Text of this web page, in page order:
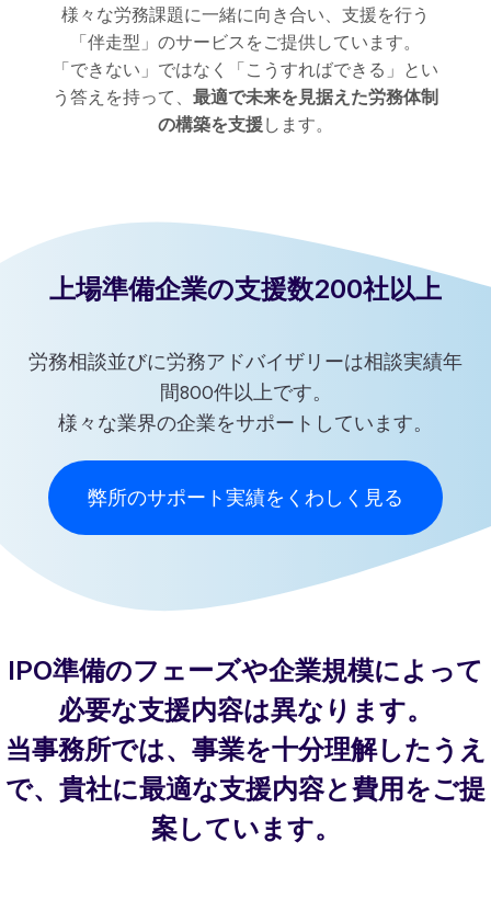
様々な労務課題に一緒に向き合い、支援を行う
「伴走型」のサービスをご提供しています。
「できない」ではなく「こうすればできる」とい
う答えを持って、 最適で未来を見据えた労務体制
の構築を支援します。
上場準備企業の支援数200社以上
労務相談並びに労務アドバイザリーは相談実績年
間800件以上です。
様々な業界の企業をサポートしています。
弊所のサポート実績をくわしく見る
IPO準備のフェーズや企業規模によって
必要な支援内容は異なります。
当事務所では、事業を十分理解したうえ
で、貴社に最適な支援内容と費用をご提
案しています。